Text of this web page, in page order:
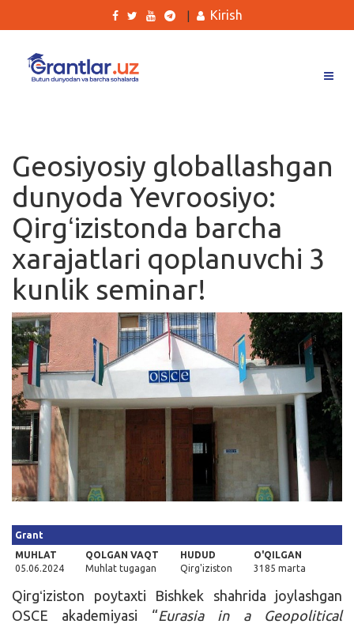
Ishlar
Kurslar
Blog
Yana
Qidirish
Kirish
Kirish
Geosiyosiy globallashgan
dunyoda Yevroosiyo:
Qirgʻizistonda barcha
xarajatlari qoplanuvchi 3
kunlik seminar!
Grant
MUHLAT
05.06.2024
QOLGAN VAQT
Muhlat tugagan
HUDUD
Qirg'iziston
O'QILGAN
3185 marta
Qirgʻiziston poytaxti Bishkek shahrida joylashgan
OSCE akademiyasi “Eurasia in a Geopolitical